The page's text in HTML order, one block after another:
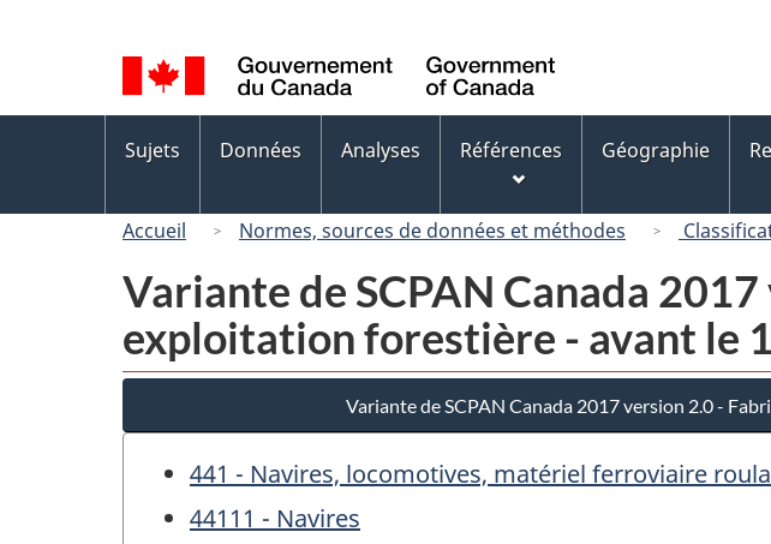
de
la
langue
Canada
des
Sujets Données Analyses Références Géographie
Accueil Normes, sources de données et méthodes
Variante de SCPAN Canada
exploitation forestière - avant le
Variante de SCPAN Canada 2017 version 2.0 -
441 - Navires, locomotives, matériel ferroviaire
44111 - Navires